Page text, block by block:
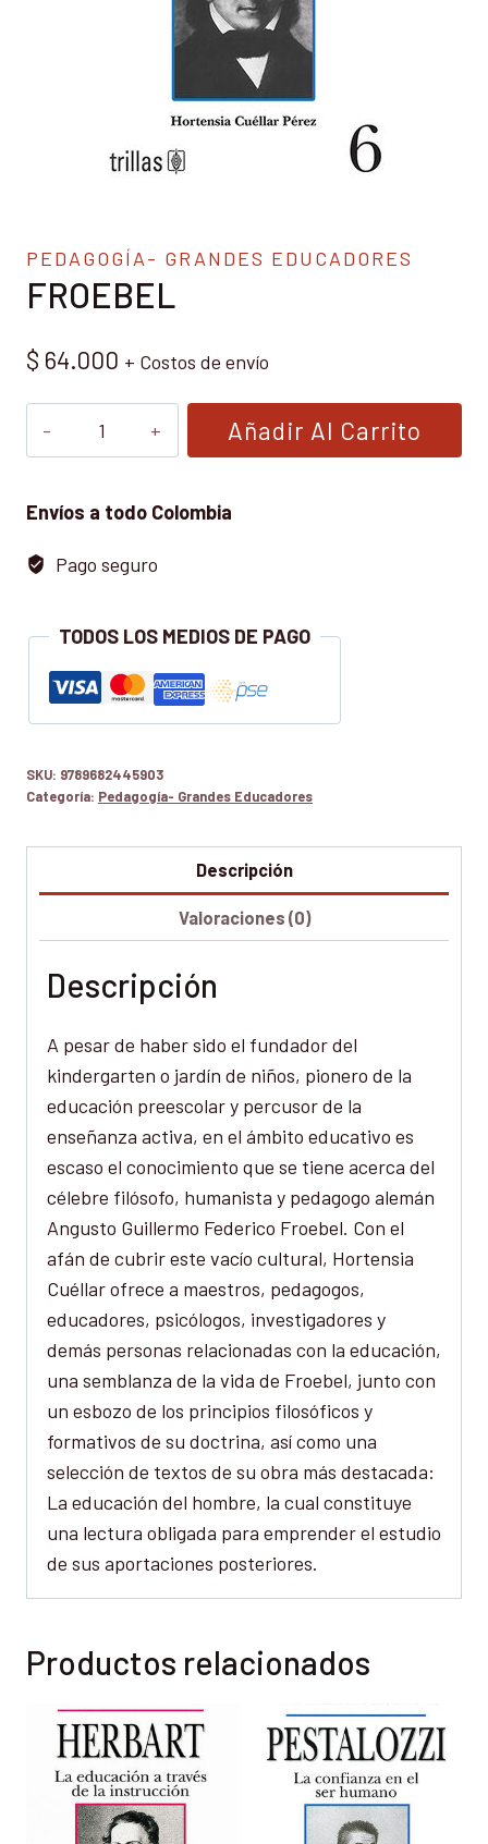
PEDAGOGÍA- GRANDES EDUCADORES
FROEBEL
$ 64.000 + Costos de envío
Añadir Al Carrito
Envíos a todo Colombia
Pago seguro
TODOS LOS MEDIOS DE PAGO
SKU: 9789682445903
Categoría: Pedagogía- Grandes Educadores
Descripción
Valoraciones (0)
Descripción
A pesar de haber sido el fundador del
kindergarten o jardín de niños, pionero de la
educación preescolar y percusor de la
enseñanza activa, en el ámbito educativo es
escaso el conocimiento que se tiene acerca del
célebre filósofo, humanista y pedagogo alemán
Angusto Guillermo Federico Froebel. Con el
afán de cubrir este vacío cultural, Hortensia
Cuéllar ofrece a maestros, pedagogos,
educadores, psicólogos, investigadores y
demás personas relacionadas con la educación,
una semblanza de la vida de Froebel, junto con
un esbozo de los principios filosóficos y
formativos de su doctrina, así como una
selección de textos de su obra más destacada:
La educación del hombre, la cual constituye
una lectura obligada para emprender el estudio
de sus aportaciones posteriores.
Productos relacionados